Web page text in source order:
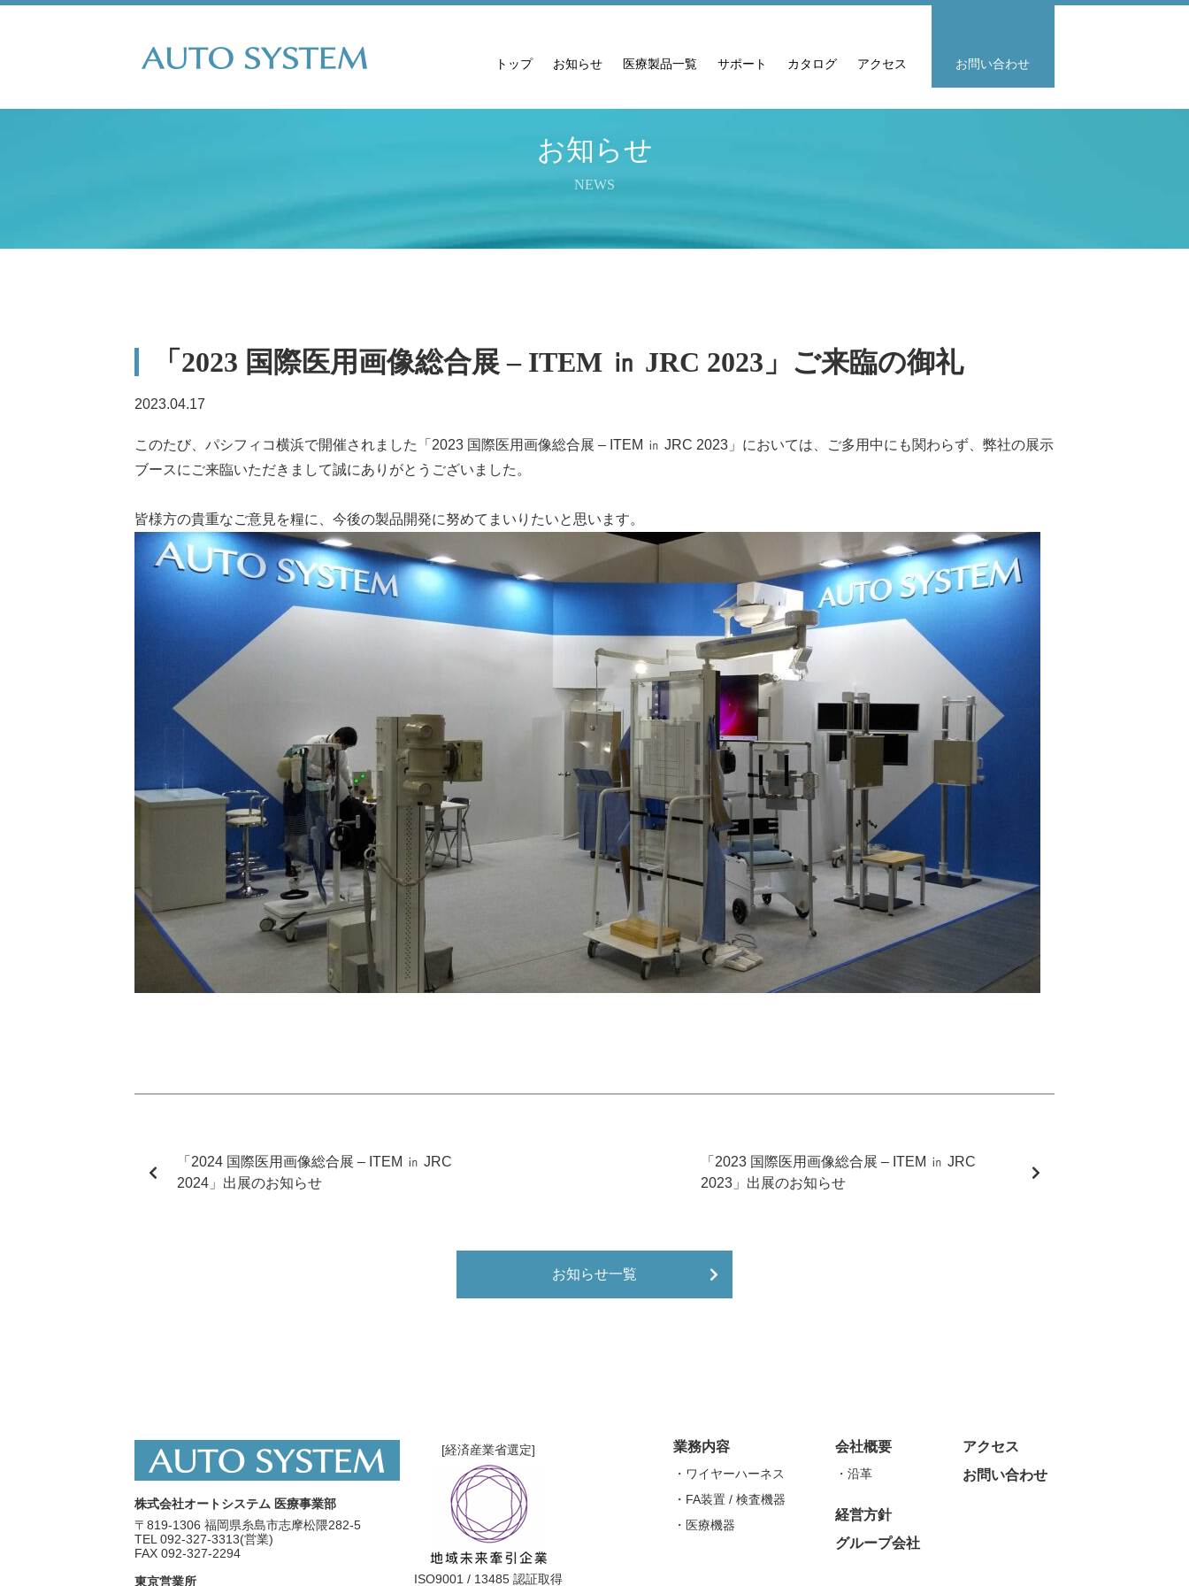
トップ お知らせ 医療製品一覧 サポート カタログ アクセス お問い合わせ
お知らせ
NEWS
「2023 国際医用画像総合展 – ITEM ㏌ JRC 2023」ご来臨の御礼
2023.04.17
このたび、パシフィコ横浜で開催されました「2023 国際医用画像総合展 – ITEM ㏌ JRC 2023」においては、ご多用中にも関わらず、弊社の展示
ブースにご来臨いただきまして誠にありがとうございました。
皆様方の貴重なご意見を糧に、今後の製品開発に努めてまいりたいと思います。
「2024 国際医用画像総合展 – ITEM ㏌ JRC
2024」出展のお知らせ
「2023 国際医用画像総合展 – ITEM ㏌ JRC
2023」出展のお知らせ
お知らせ一覧
株式会社オートシステム 医療事業部
〒819-1306 福岡県糸島市志摩松隈282-5
TEL 092-327-3313(営業)
FAX 092-327-2294
東京営業所
[経済産業省選定]
ISO9001 / 13485 認証取得
業務内容
ワイヤーハーネス
FA装置 / 検査機器
医療機器
会社概要
沿革
経営方針
グループ会社
アクセス
お問い合わせ